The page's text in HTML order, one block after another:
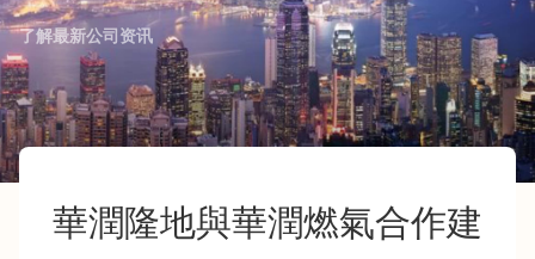
搜索
了解最新公司资讯
華潤隆地與華潤燃氣合作建